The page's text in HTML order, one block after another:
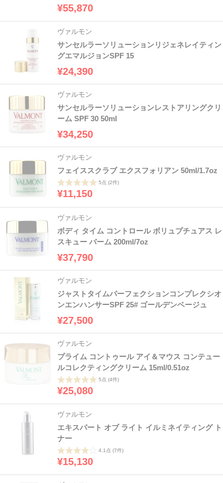
¥55,870
ヴァルモン
サンセルラーソリューションリジェネレイティン
グエマルジョンSPF 15
¥24,390
ヴァルモン
サンセルラーソリューションレストアリングクリ
ーム SPF 30 50ml
¥34,250
ヴァルモン
フェイススクラブ エクスフォリアン 50ml/1.7oz
5点 (2件)
¥11,150
ヴァルモン
ボディ タイム コントロール ボリュプチュアス レ
スキュー バーム 200ml/7oz
¥37,790
ヴァルモン
ジャストタイムパーフェクションコンプレクシオ
ンエンハンサーSPF 25# ゴールデンベージュ
¥27,500
ヴァルモン
プライム コントゥール アイ＆マウス コンテュー
ルコレクティングクリーム 15ml/0.51oz
5点 (4件)
¥25,080
ヴァルモン
エキスパート オブ ライト イルミネイティング ト
ナー
4.1点 (7件)
¥15,130